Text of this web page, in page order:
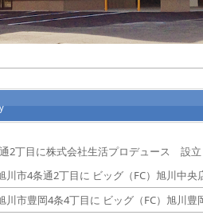
2丁目に株式会社生活プロデュース 設立
川市4条通2丁目に ビッグ（FC）旭川中
川市豊岡4条4丁目に ビッグ（FC）旭川